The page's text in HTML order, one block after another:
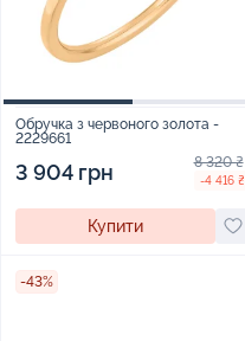
Обручка з червоного золота -
2229661
3 904 грн 8 320 ₴
-4 416 ₴
Купити
-43%